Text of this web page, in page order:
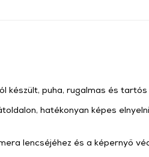
készült, puha, rugalmas és tartós
hatékonyan képes
lencséjéhez és a képernyő